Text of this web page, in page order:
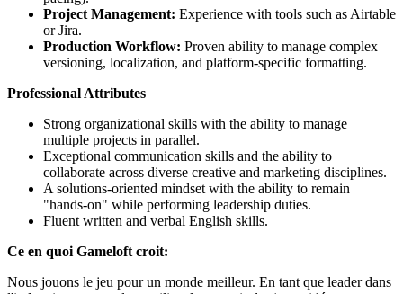
Project Management: Experience with tools such as Airtable
or Jira.
Production Workflow: Proven ability to manage complex
versioning, localization, and platform-specific formatting.
Professional Attributes
Strong organizational skills with the ability to manage
multiple projects in parallel.
Exceptional communication skills and the ability to
collaborate across diverse creative and marketing disciplines.
A solutions-oriented mindset with the ability to remain
"hands-on" while performing leadership duties.
Fluent written and verbal English skills.
Ce en quoi Gameloft croit:
Nous jouons le jeu pour un monde meilleur. En tant que leader dans